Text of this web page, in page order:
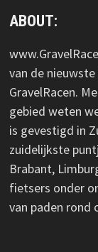
ABOUT:
van de
GravelRacen.
gebied weten
is gevestigd in
zuidelijkste
Brabant,
fietsers onder
van paden rond